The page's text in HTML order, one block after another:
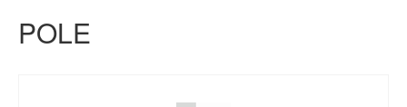
POLE